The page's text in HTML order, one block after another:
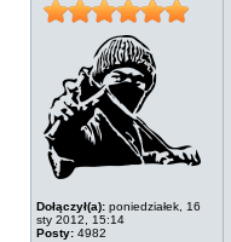
Dołączył(a): poniedziałek, 16
sty 2012, 15:14
Posty: 4982